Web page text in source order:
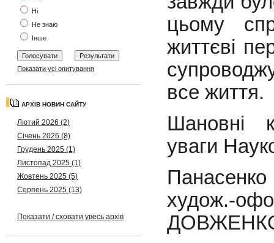
Ні
Не знаю
Інше
Показати усі опитування
АРХІВ НОВИН САЙТУ
Лютий 2026 (2)
Січень 2026 (8)
Грудень 2025 (1)
Листопад 2025 (1)
Жовтень 2025 (5)
Серпень 2025 (13)
Показати / сховати увесь архів
цьому
життєві
все життя.
Шановні
уваги
худож.-
ДОВЖЕНКО